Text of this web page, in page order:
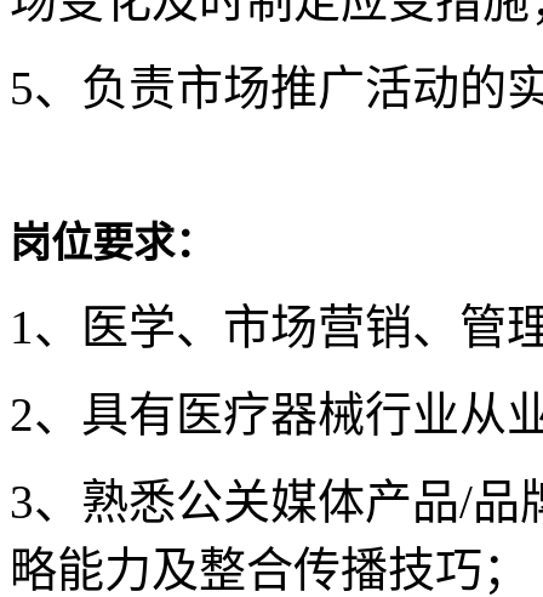
5、负责市场推广活动的
岗位要求：
1、医学、市场营销、管
2、具有医疗器械行业从
3、熟悉公关媒体产品/
略能力及整合传播技巧；